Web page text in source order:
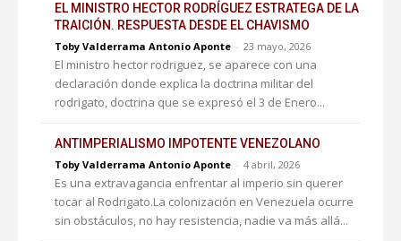
EL MINISTRO HECTOR RODRÍGUEZ ESTRATEGA DE LA
TRAICIÓN. RESPUESTA DESDE EL CHAVISMO
Toby Valderrama Antonio Aponte - 23 mayo, 2026
El ministro hector rodriguez, se aparece con una
declaración donde explica la doctrina militar del
rodrigato, doctrina que se expresó el 3 de Enero...
ANTIMPERIALISMO IMPOTENTE VENEZOLANO
Toby Valderrama Antonio Aponte - 4 abril, 2026
Es una extravagancia enfrentar al imperio sin querer
tocar al Rodrigato.La colonización en Venezuela ocurre
sin obstáculos, no hay resistencia, nadie va más allá...